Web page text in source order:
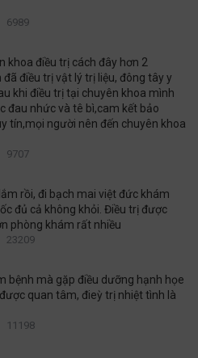
6989
khoa điều trị cách đây hơn 2
điều trị vật lý trị liệu, đông tây y
khi điều trị tại chuyên khoa mình
đau nhức và tê bì,cam kết bảo
tín,mọi người nên đến chuyên khoa
9707
rồi, đi bạch mai việt đức khám
đủ cả không khỏi. Điều trị được
phòng khám rất nhiều
23209
bệnh mà gặp điều dưỡng hạnh họe
quan tâm, đieỳ trị nhiệt tình là
11198